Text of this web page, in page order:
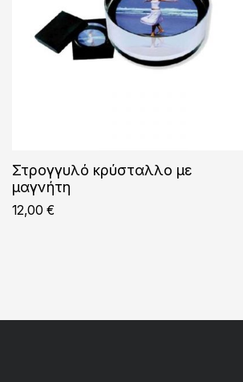
Στρογγυλό κρύσταλλο με
μαγνήτη
12,00 €